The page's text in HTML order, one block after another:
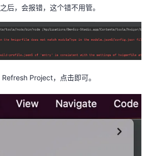
后，会报错，这个错不用管。
Project，点击即可。